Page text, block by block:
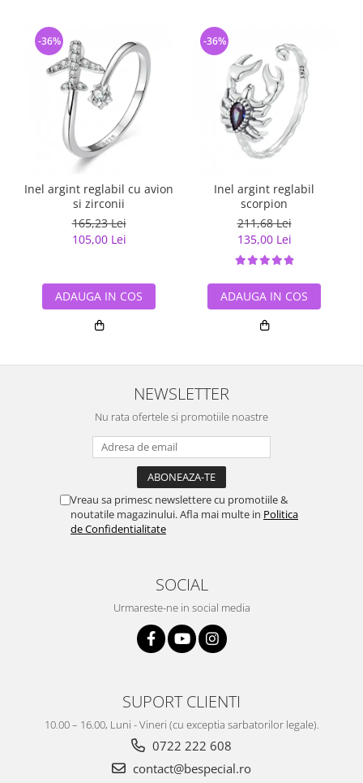
Inel argint reglabil cu avion
si zirconii
165,23 Lei
105,00 Lei
-36%
ADAUGA IN COS
Inel argint reglabil
scorpion
211,68 Lei
135,00 Lei
-36%
ADAUGA IN COS
NEWSLETTER
Nu rata ofertele si promotiile noastre
Vreau sa primesc newslettere cu promotiile &
noutatile magazinului. Afla mai multe in Politica
de Confidentialitate
SOCIAL
Urmareste-ne in social media
SUPORT CLIENTI
10.00 – 16.00, Luni - Vineri (cu exceptia sarbatorilor legale).
0722 222 608
contact@bespecial.ro